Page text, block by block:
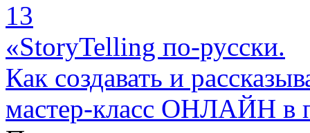
13
«StoryTelling по-русски.
Как создавать и
мастер-класс ОНЛАЙН в